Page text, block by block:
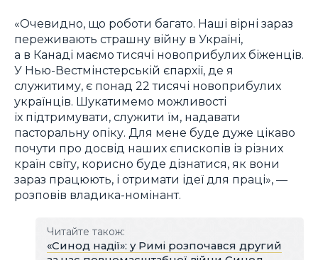
«Очевидно, що роботи багато. Наші вірні зараз
переживають страшну війну в Україні,
а в Канаді маємо тисячі новоприбулих біженців.
У Нью-Вестмінстерській єпархії, де я
служитиму, є понад 22 тисячі новоприбулих
українців. Шукатимемо можливості
їх підтримувати, служити їм, надавати
пасторальну опіку. Для мене буде дуже цікаво
почути про досвід наших єпископів із різних
країн світу, корисно буде дізнатися, як вони
зараз працюють, і отримати ідеї для праці», —
розповів владика-номінант.
Читайте також:
«Синод надії»: у Римі розпочався другий